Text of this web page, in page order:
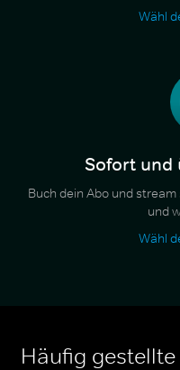
Wähl
Sofort und
Buch dein Abo und
und
Wähl
Häufig